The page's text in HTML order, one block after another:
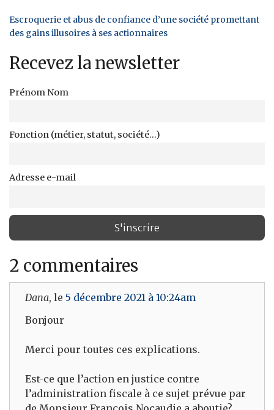
Escroquerie et abus de confiance d’une société promettant
des gains illusoires à ses actionnaires
Recevez la newsletter
Prénom Nom
Fonction (métier, statut, société...)
Adresse e-mail
2 commentaires
Dana, le 5 décembre 2021 à 10:24am
Bonjour
Merci pour toutes ces explications.
Est-ce que l’action en justice contre
l’administration fiscale à ce sujet prévue par